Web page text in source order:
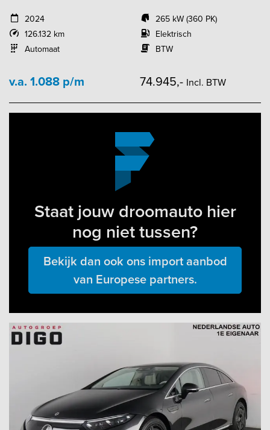
2024
126.132 km
Automaat
265 kW (360 PK)
Elektrisch
BTW
v.a. 1.088 p/m 74.945,- Incl. BTW
Staat jouw droomauto hier
nog niet tussen?
Bekijk dan ook ons import aanbod
van Europese partners.